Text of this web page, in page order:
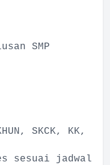
SMP
SKCK, KK,
sesuai jadwal